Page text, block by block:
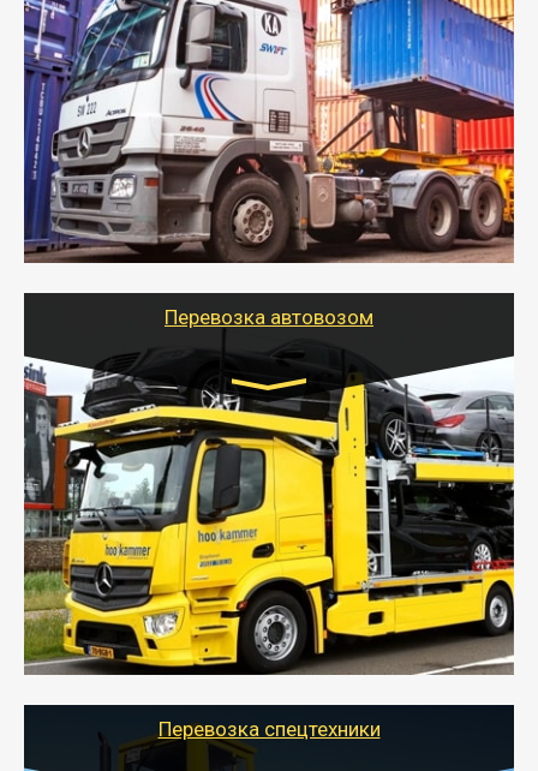
Цена за км. Рассчитывается
индивидуально
- Контейнерные грузоперевозки на специальном
оборудованном транспорте быстро, качественно и
безопасно.
- Наша транспортная компания поможет
организовать доставку в порт и из порта
стандартных контейнеров на контейнеровозе,
шаландах и площадках (открытых кузовах),
используя надежные крепления.
Перевозка автовозом
Цена за км. Рассчитывается
индивидуально
- Перевозка автовозом от Тайгер Логистик – это
быстрый и безопасный способ доставить несколько
легковых автомобилей за одну поездку в другой
город.
- Наша транспортная компания организует доставку
машин автовозом, подобрав оптимальный маршрут с
учетом всех особенности по пути следования.
Перевозка спецтехники